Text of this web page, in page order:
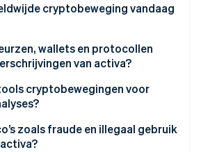
cryptobeweging vandaag
wallets en protocollen
van activa?
cryptobewegingen voor
zoals fraude en illegaal gebruik